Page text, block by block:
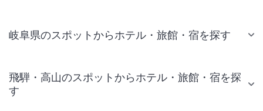
岐阜県のスポットからホテル・旅館・宿を探す
飛騨・高山のスポットからホテル・旅館・宿を探
す